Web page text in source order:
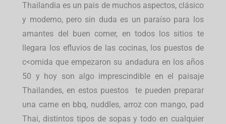
Thailandia es un pais de muchos aspectos, clásico
y moderno, pero sin duda es un paraíso para los
amantes del buen comer, en todos los sitios te
llegara los efluvios de las cocinas, los puestos de
c<omida que empezaron su andadura en los años
50 y hoy son algo imprescindible en el paisaje
Thailandes, en estos puestos te pueden preparar
una carne en bbq, nuddles, arroz con mango, pad
Thai, distintos tipos de sopas y todo en cualquier